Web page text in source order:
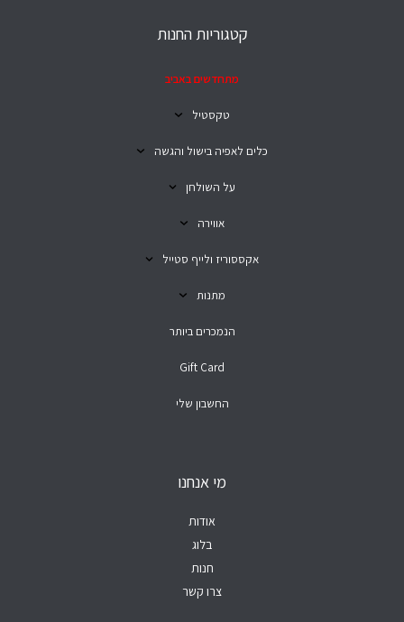
קטגוריות החנות
מתחדשים באביב
טקסטיל
כלים לאפיה בישול והגשה
על השולחן
אווירה
אקססוריז ולייף סטייל
מתנות
הנמכרים ביותר
Gift Card
החשבון שלי
מי אנחנו
אודות
בלוג
חנות
צרו קשר